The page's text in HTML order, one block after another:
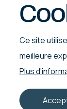
Ce site
meilleure
Plus